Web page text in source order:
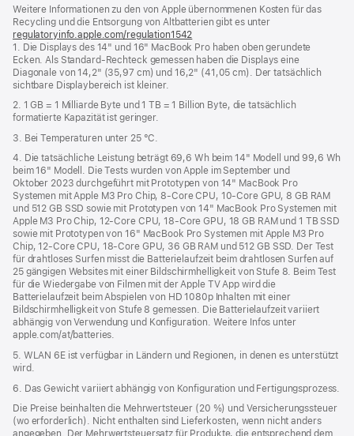
Weitere Informationen zu den von Apple übernommenen Kosten für das
Recycling und die Entsorgung von Altbatterien gibt es unter
regulatoryinfo.apple.com/regulation1542
ein
neues
Fenster)
1. Die Displays des 14" und 16" MacBook Pro haben oben gerundete
Ecken. Als Standard-Rechteck gemessen haben die Displays eine
Diagonale von 14,2" (35,97 cm) und 16,2" (41,05 cm). Der tatsächlich
sichtbare Displaybereich ist kleiner.
2. 1 GB = 1 Milliarde Byte und 1 TB = 1 Billion Byte, die tatsächlich
formatierte Kapazität ist geringer.
3. Bei Temperaturen unter 25 °C.
4. Die tatsächliche Leistung beträgt 69,6 Wh beim 14" Modell und 99,6 Wh
beim 16" Modell. Die Tests wurden von Apple im September und
Oktober 2023 durchgeführt mit Prototypen von 14" MacBook Pro
Systemen mit Apple M3 Pro Chip, 8‑Core CPU, 10‑Core GPU, 8 GB RAM
und 512 GB SSD sowie mit Prototypen von 14" MacBook Pro Systemen mit
Apple M3 Pro Chip, 12‑Core CPU, 18‑Core GPU, 18 GB RAM und 1 TB SSD
sowie mit Prototypen von 16" MacBook Pro Systemen mit Apple M3 Pro
Chip, 12‑Core CPU, 18‑Core GPU, 36 GB RAM und 512 GB SSD. Der Test
für drahtloses Surfen misst die Batterielaufzeit beim drahtlosen Surfen auf
25 gängigen Websites mit einer Bildschirmhelligkeit von Stufe 8. Beim Test
für die Wiedergabe von Filmen mit der Apple TV App wird die
Batterielaufzeit beim Abspielen von HD 1080p Inhalten mit einer
Bildschirmhelligkeit von Stufe 8 gemessen. Die Batterielaufzeit variiert
abhängig von Verwendung und Konfiguration. Weitere Infos unter
apple.com/at/batteries.
5. WLAN 6E ist verfügbar in Ländern und Regionen, in denen es unterstützt
wird.
6. Das Gewicht variiert abhängig von Konfiguration und Fertigungsprozess.
Die Preise beinhalten die Mehrwertsteuer (20 %) und Versicherungssteuer
(wo erforderlich). Nicht enthalten sind Lieferkosten, wenn nicht anders
angegeben. Der Mehrwertsteuersatz für Produkte, die entsprechend dem